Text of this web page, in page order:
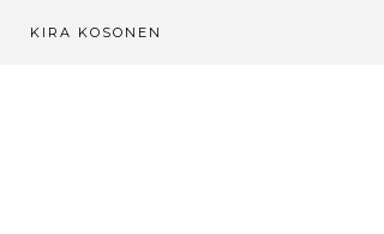
KIRA KOSONEN